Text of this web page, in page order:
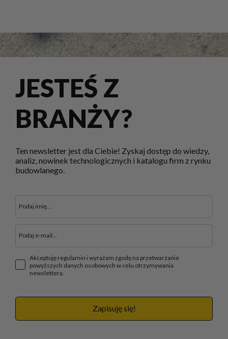
JESTEŚ Z
BRANŻY?
Ten newsletter jest dla Ciebie! Zyskaj dostęp do wiedzy,
analiz, nowinek technologicznych i katalogu firm z rynku
budowlanego.
Akceptuję regulamin i wyrażam zgodę na przetwarzanie
powyższych danych osobowych w celu otrzymywania
newslettera.
Zapisuję się!